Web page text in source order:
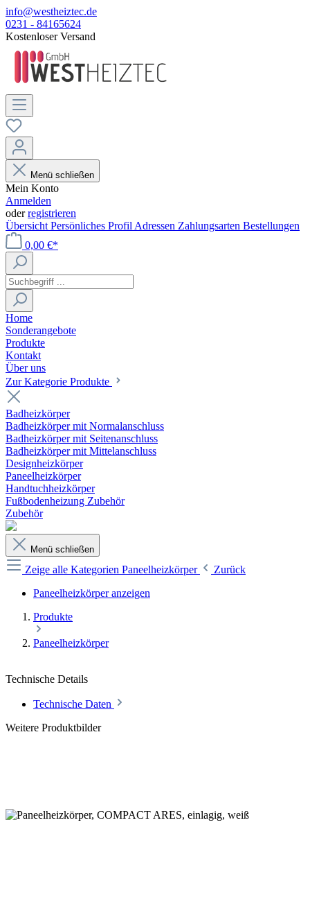
info@westheiztec.de
0231 - 84165624
Kostenloser Versand
Menü schließen
Mein Konto
Anmelden
oderregistrieren
Übersicht Persönliches Profil Adressen Zahlungsarten Bestellungen
0,00 €*
Home
Sonderangebote
Produkte
Kontakt
Über uns
Zur Kategorie Produkte
Badheizkörper
Badheizkörper mit Normalanschluss
Badheizkörper mit Seitenanschluss
Badheizkörper mit Mittelanschluss
Designheizkörper
Paneelheizkörper
Handtuchheizkörper
Fußbodenheizung Zubehör
Zubehör
Menü schließen
Zeige alle Kategorien Paneelheizkörper
Zurück
Paneelheizkörper anzeigen
Produkte
Paneelheizkörper
Technische Details
Technische Daten
Weitere Produktbilder